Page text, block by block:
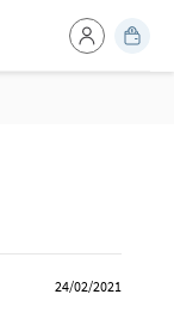
24/02/2021